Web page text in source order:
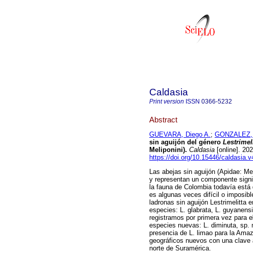
Caldasia
Print version ISSN 0366-5232
Abstract
GUEVARA, Diego A.;
sin aguijón del género
Meliponini). Caldasia [online].
https://doi.org/10.15446/
Las abejas sin aguijón (Apidae:
y representan un componente
la fauna de Colombia todavía
es algunas veces difícil o
ladronas sin aguijón Lestrimelitta
especies: L. glabrata, L.
registramos por primera vez para
especies nuevas: L. diminuta, sp.
presencia de L. limao para la
geográficos nuevos con una
norte de Suramérica.